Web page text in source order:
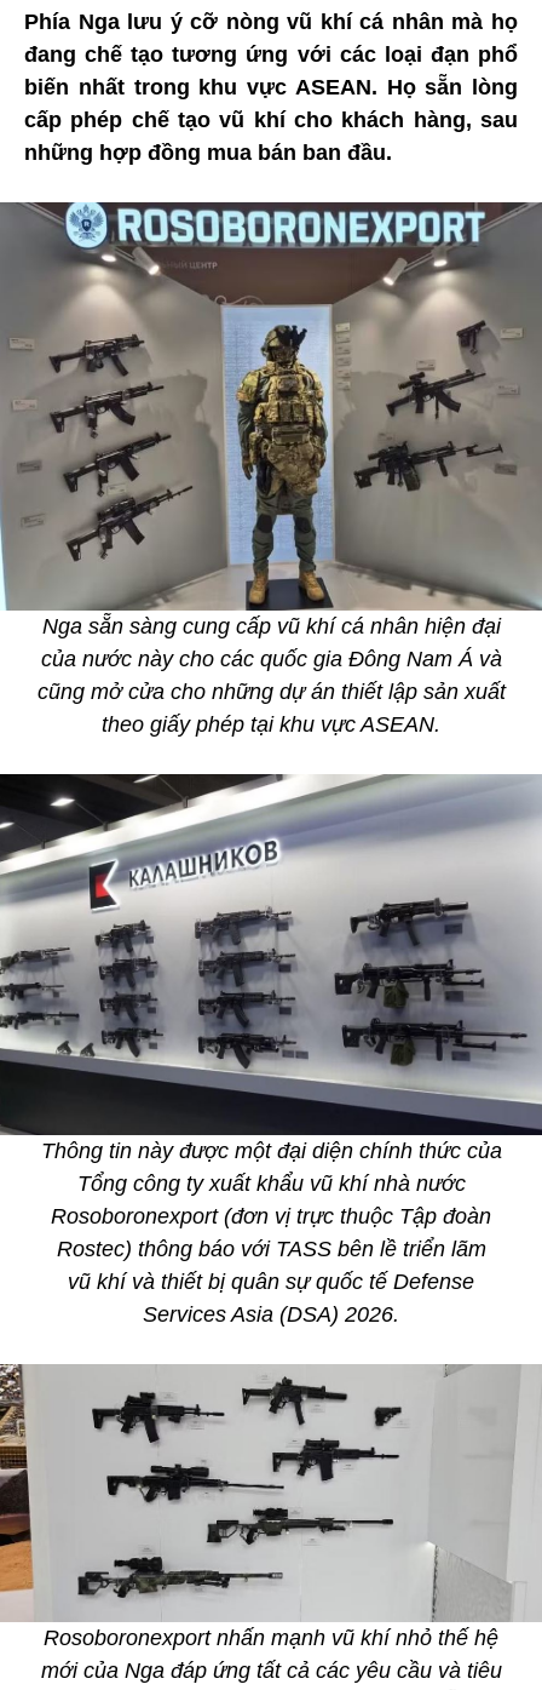
Phía Nga lưu ý cỡ nòng vũ khí cá nhân mà họ
đang chế tạo tương ứng với các loại đạn phổ
biến nhất trong khu vực ASEAN. Họ sẵn lòng
cấp phép chế tạo vũ khí cho khách hàng, sau
những hợp đồng mua bán ban đầu.
Nga sẵn sàng cung cấp vũ khí cá nhân hiện đại
của nước này cho các quốc gia Đông Nam Á và
cũng mở cửa cho những dự án thiết lập sản xuất
theo giấy phép tại khu vực ASEAN.
Thông tin này được một đại diện chính thức của
Tổng công ty xuất khẩu vũ khí nhà nước
Rosoboronexport (đơn vị trực thuộc Tập đoàn
Rostec) thông báo với TASS bên lề triển lãm
vũ khí và thiết bị quân sự quốc tế Defense
Services Asia (DSA) 2026.
Rosoboronexport nhấn mạnh vũ khí nhỏ thế hệ
mới của Nga đáp ứng tất cả các yêu cầu và tiêu